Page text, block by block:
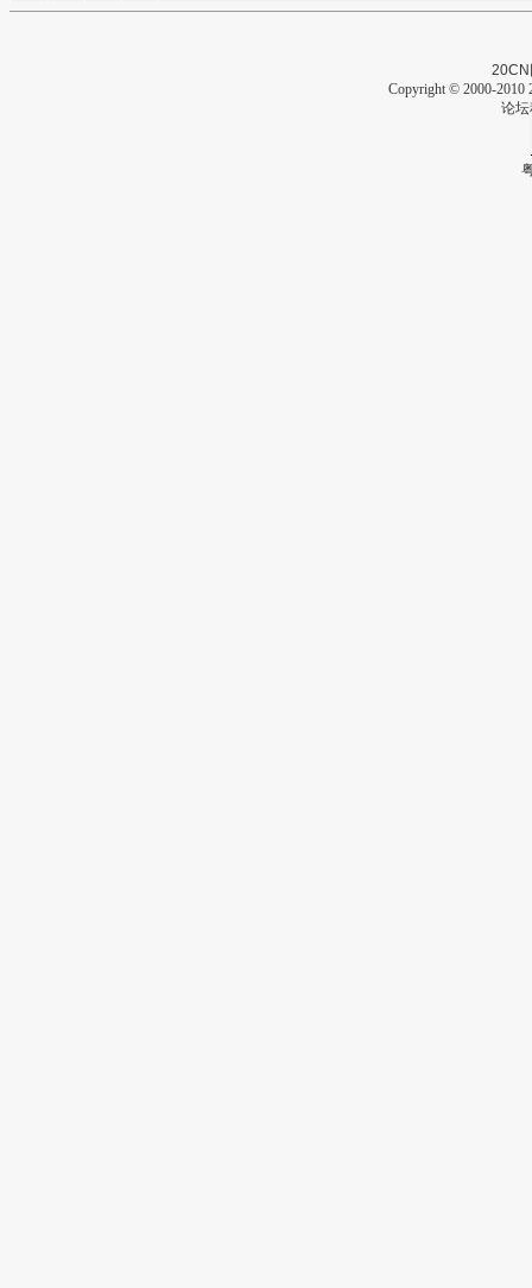
20CN
Copyright © 2000-2010
论